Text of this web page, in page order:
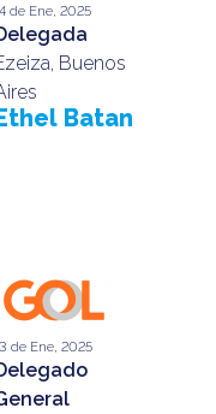
de Ene, 2025
Buenos
Ethel Batan
de Ene, 2025